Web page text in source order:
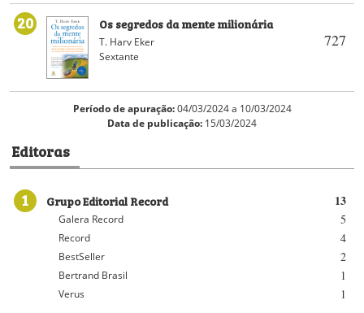
20
727
Os segredos da mente milionária
T. Harv Eker
Sextante
Período de apuração:04/03/2024 a 10/03/2024
Data de publicação: 15/03/2024
Editoras
1 13
Grupo Editorial Record
5
Galera Record
4
Record
2
BestSeller
1
Bertrand Brasil
1
Verus